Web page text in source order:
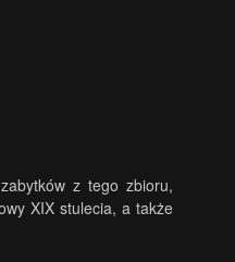
z tego zbioru,
XIX stulecia, a także